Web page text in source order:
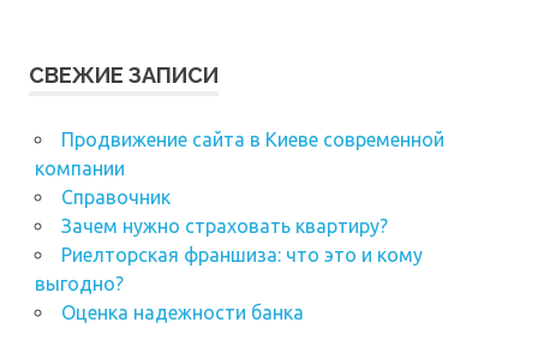
СВЕЖИЕ ЗАПИСИ
Продвижение сайта в Киеве современной
компании
Справочник
Зачем нужно страховать квартиру?
Риелторская франшиза: что это и кому
выгодно?
Оценка надежности банка